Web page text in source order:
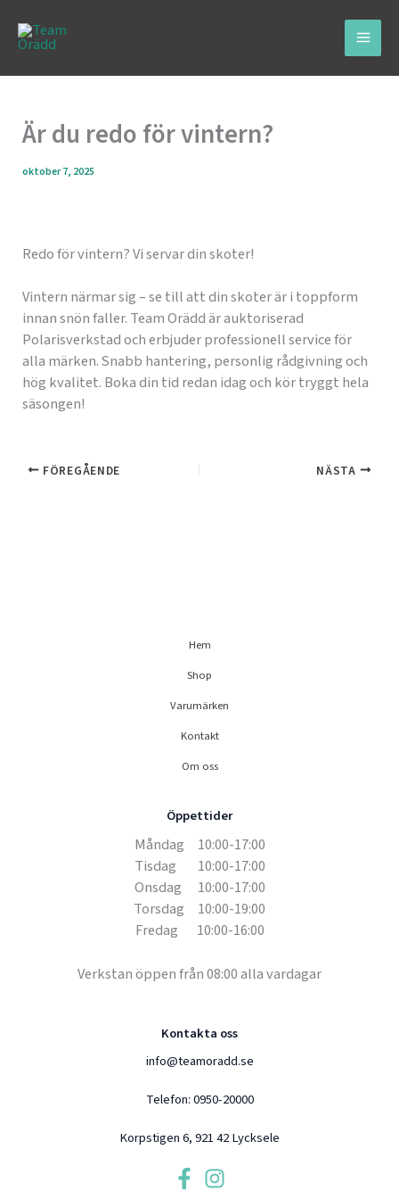
innehåll
Main
Är du redo för vintern?
oktober 7, 2025
Redo för vintern? Vi servar din skoter!
Vintern närmar sig – se till att din skoter är i toppform
innan snön faller. Team Orädd är auktoriserad
Polarisverkstad och erbjuder professionell service för
alla märken. Snabb hantering, personlig rådgivning och
hög kvalitet. Boka din tid redan idag och kör tryggt hela
säsongen!
FÖREGÅENDE NÄSTA
Hem
Shop
Varumärken
Kontakt
Om oss
Öppettider
Måndag 10:00-17:00
Tisdag 10:00-17:00
Onsdag 10:00-17:00
Torsdag 10:00-19:00
Fredag 10:00-16:00
Verkstan öppen från 08:00 alla vardagar
Kontakta oss
info@teamoradd.se
Telefon:0950-20000
Korpstigen 6, 921 42 Lycksele